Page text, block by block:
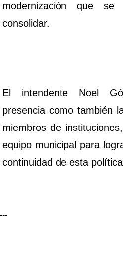
modernización que
consolidar.
El intendente Noel
presencia como también
miembros de
equipo municipal para
continuidad de esta
---